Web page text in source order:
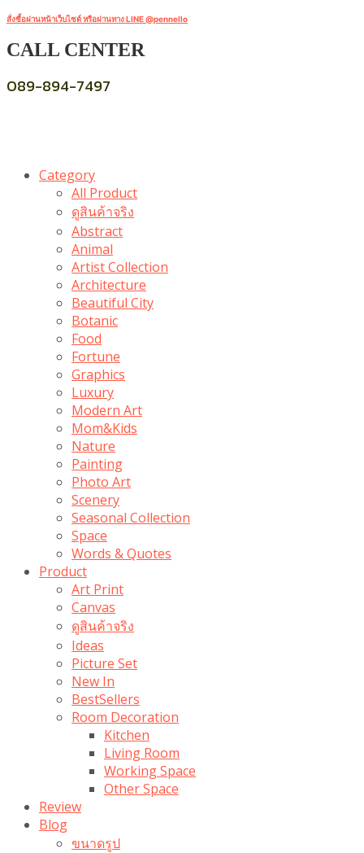
สั่งซื้อผ่านหน้าเว็บไซต์ หรือผ่านทาง LINE @pennello
CALL CENTER
089-894-7497
Category
All Product
ดูสินค้าจริง
Abstract
Animal
Artist Collection
Architecture
Beautiful City
Botanic
Food
Fortune
Graphics
Luxury
Modern Art
Mom&Kids
Nature
Painting
Photo Art
Scenery
Seasonal Collection
Space
Words & Quotes
Product
Art Print
Canvas
ดูสินค้าจริง
Ideas
Picture Set
New In
BestSellers
Room Decoration
Kitchen
Living Room
Working Space
Other Space
Review
Blog
ขนาดรูป